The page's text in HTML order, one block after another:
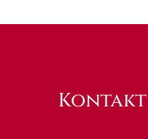
Kontakt